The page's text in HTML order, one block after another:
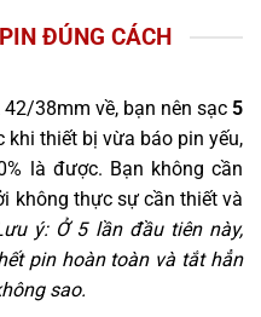
ĐÚNG CÁCH
38mm về, bạn nên sạc5
khi thiết bị vừa báo pin yếu,
là được. Bạn không cần
không thực sự cần thiết và
ý: Ở 5 lần đầu tiên này,
pin hoàn toàn và tắt hẳn
sao.